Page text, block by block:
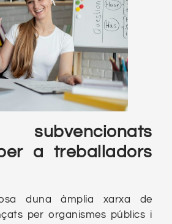
a treballadors
duna àmplia xarxa de
per organismes públics i